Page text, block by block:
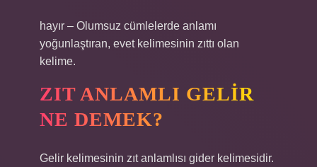
hayır – Olumsuz cümlelerde anlamı
yoğunlaştıran, evet kelimesinin zıttı olan
kelime.
ZIT ANLAMLI GELIR
NE DEMEK?
Gelir kelimesinin zıt anlamlısı gider kelimesidir.